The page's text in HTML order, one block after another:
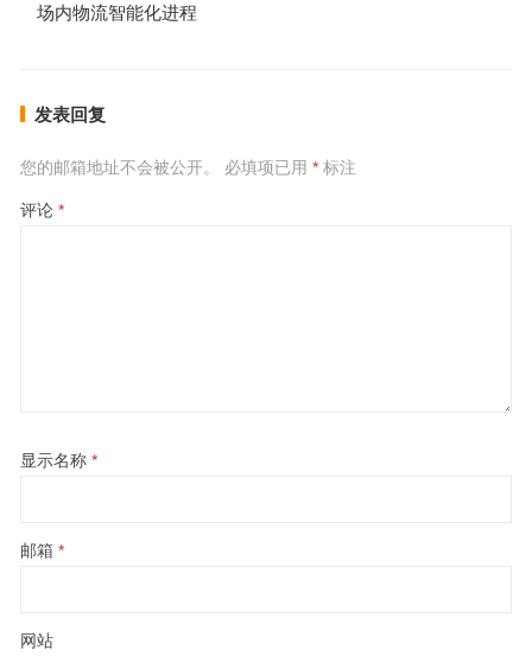
场内物流智能化进程
发表回复
您的邮箱地址不会被公开。 必填项已用 *标注
评论 *
显示名称 *
邮箱 *
网站